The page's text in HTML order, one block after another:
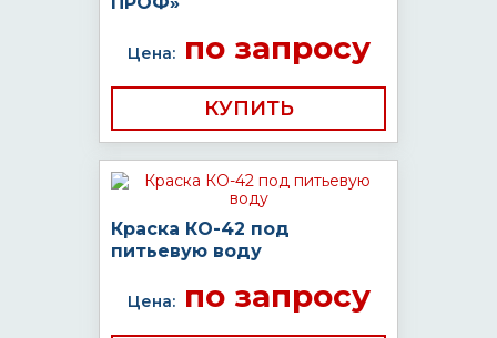
Цена:по запросу
КУПИТЬ
Краска КО-42 под
питьевую воду
Цена:по запросу